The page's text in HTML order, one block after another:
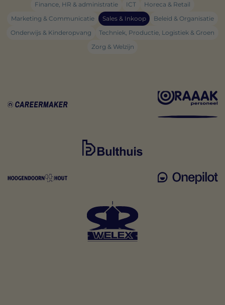
Finance, HR & administratie ICT
Horeca & Retail
Marketing & Communicatie
Sales & Inkoop
Beleid & Organisatie
Onderwijs & Kinderopvang
Techniek, Productie, Logistiek & Groen
Zorg & Welzijn